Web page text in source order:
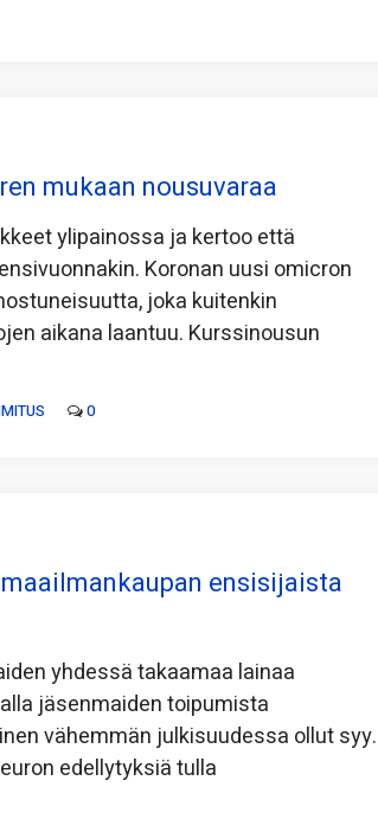
mukaan nousuvaraa
ylipainossa ja kertoo että
Koronan uusi omicron
joka kuitenkin
aikana laantuu. Kurssinousun
0
ensisijaista
yhdessä takaamaa lainaa
jäsenmaiden toipumista
vähemmän julkisuudessa ollut syy.
edellytyksiä tulla